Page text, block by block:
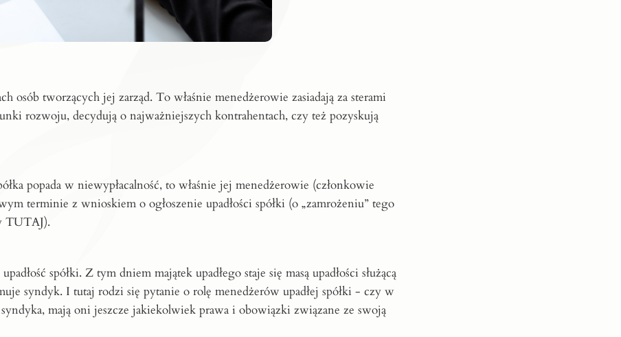
osób tworzących jej zarząd. To właśnie menedżerowie zasiadają za sterami
rozwoju, decydują o najważniejszych kontrahentach, czy też pozyskują
popada w niewypłacalność, to właśnie jej menedżerowie (członkowie
terminie z wnioskiem o ogłoszenie upadłości spółki (o „zamrożeniu” tego
TUTAJ).
spółki. Z tym dniem majątek upadłego staje się masą upadłości służącą
syndyk. I tutaj rodzi się pytanie o rolę menedżerów upadłej spółki - czy w
mają oni jeszcze jakiekolwiek prawa i obowiązki związane ze swoją